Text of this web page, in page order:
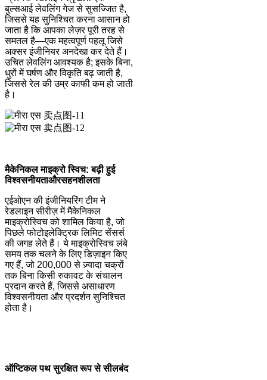
बुल्सआई लेवलिंग गेज से सुसज्जित है,
जिससे यह सुनिश्चित करना आसान हो
जाता है कि आपका लेज़र पूरी तरह से
समतल है—एक महत्वपूर्ण पहलू जिसे
अक्सर इंजीनियर अनदेखा कर देते हैं।
उचित लेवलिंग आवश्यक है; इसके बिना,
धुरों में घर्षण और विकृति बढ़ जाती है,
जिससे रेल की उम्र काफी कम हो जाती
है।
मैकेनिकल माइक्रो स्विच: बढ़ी हुई
विश्वसनीयताऔरसहनशीलता
एईओएन की इंजीनियरिंग टीम ने
रेडलाइन सीरीज़ में मैकेनिकल
माइक्रोस्विच को शामिल किया है, जो
पिछले फोटोइलेक्ट्रिक लिमिट सेंसर्स
की जगह लेते हैं। ये माइक्रोस्विच लंबे
समय तक चलने के लिए डिज़ाइन किए
गए हैं, जो 200,000 से ज़्यादा चक्रों
तक बिना किसी रुकावट के संचालन
प्रदान करते हैं, जिससे असाधारण
विश्वसनीयता और प्रदर्शन सुनिश्चित
होता है।
ऑप्टिकल पथ सुरक्षित रूप से सीलबंद